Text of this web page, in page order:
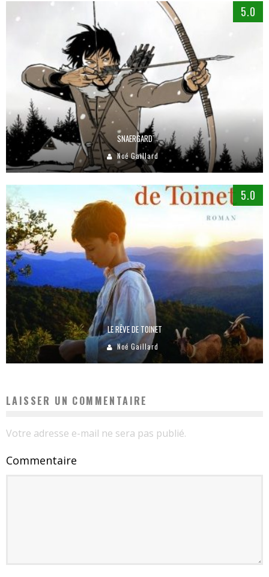
5.0
SNAERGARD
Noé Gaillard
5.0
LE RÊVE DE TOINET
Noé Gaillard
LAISSER UN COMMENTAIRE
Votre adresse e-mail ne sera pas publié.
Commentaire